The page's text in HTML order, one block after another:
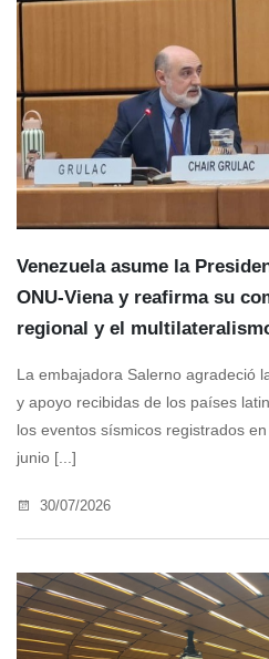
Venezuela asume la
ONU-Viena y reafirma su
regional y el
La embajadora Salerno agradeció
y apoyo recibidas de los países
los eventos sísmicos registrados
junio [...]
30/07/2026